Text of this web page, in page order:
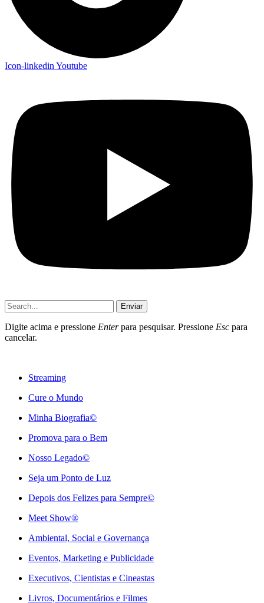
Icon-linkedin Youtube
Enviar
Digite acima e pressione Enterpara pesquisar. Pressione Esc para
cancelar.
Streaming
Cure o Mundo
Minha Biografia©
Promova para o Bem
Nosso Legado©
Seja um Ponto de Luz
Depois dos Felizes para Sempre©️
Meet Show®
Ambiental, Social e Governança
Eventos, Marketing e Publicidade
Executivos, Cientistas e Cineastas
⁠Livros, Documentários e Filmes